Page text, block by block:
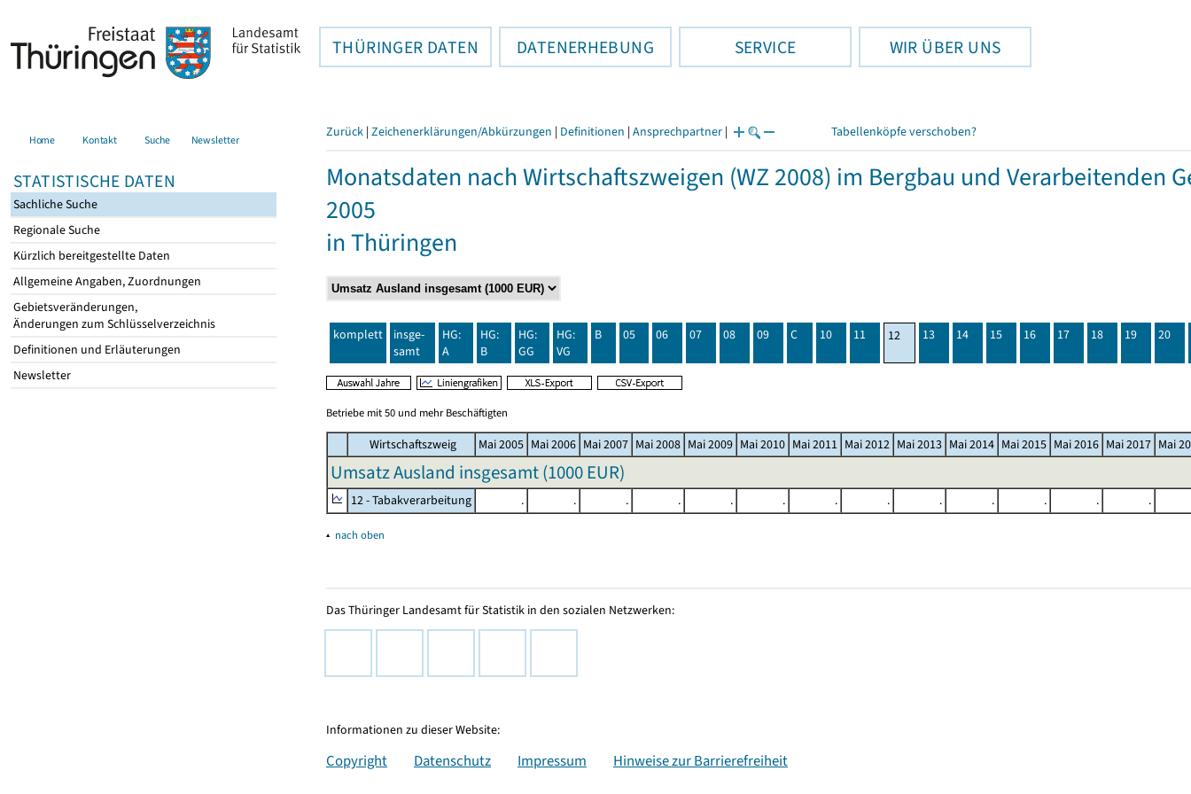
THÜRINGER DATEN DATENERHEBUNG SERVICE WIR ÜBER UNS
Home Kontakt Suche Newsletter
STATISTISCHE DATEN
Sachliche Suche
Regionale Suche
Kürzlich bereitgestellte Daten
Allgemeine Angaben, Zuordnungen
Gebietsveränderungen,
Änderungen zum Schlüsselverzeichnis
Definitionen und Erläuterungen
Newsletter
Zurück | Zeichenerklärungen/Abkürzungen | Definitionen | Ansprechpartner | Tabellenköpfe verschoben?
Monatsdaten nach Wirtschaftszweigen (WZ 2008) im Bergbau und Verarbeitenden
2005
in Thüringen
komplett
insge-
samt
HG:
A
HG:
B
HG:
GG
HG:
VG
B 05 06 07 08 09 C 10 11 12 13 14 15 16 17 18 19 20
Betriebe mit 50 und mehr Beschäftigten
Wirtschaftszweig Mai 2005 Mai 2006 Mai 2007 Mai 2008 Mai 2009 Mai 2010 Mai 2011 Mai 2012 Mai 2013 Mai 2014 Mai 2015 Mai 2016 Mai 2017 Mai
Umsatz Ausland insgesamt (1000 EUR)
12 - Tabakverarbeitung . . . . . . . . . . . . .
▴ nach oben
Das Thüringer Landesamt für Statistik in den sozialen Netzwerken:
Informationen zu dieser Website:
Copyright Datenschutz Impressum Hinweise zur Barrierefreiheit